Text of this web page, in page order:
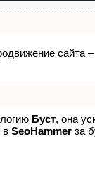
Буст, она
в SeoHammer за